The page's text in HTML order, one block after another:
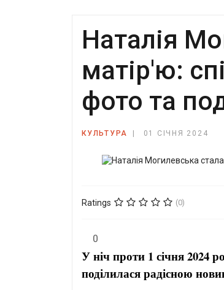
Наталія
матір'ю:
фото та
КУЛЬТУРА 01 СІЧНЯ 2024
Ratings (0)
0
У ніч проти 1 січня 2024
поділилася радісною